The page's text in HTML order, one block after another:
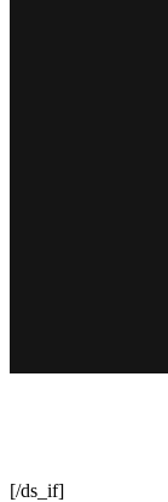
[/ds_if]